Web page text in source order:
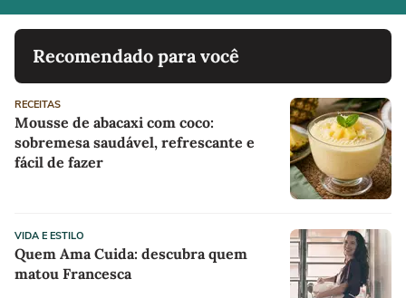
Recomendado para você
RECEITAS
Mousse de abacaxi com coco:
sobremesa saudável, refrescante e
fácil de fazer
VIDA E ESTILO
Quem Ama Cuida: descubra quem
matou Francesca